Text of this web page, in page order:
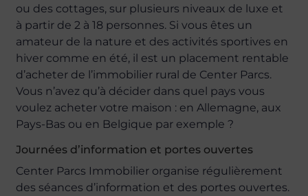
ou des cottages, sur plusieurs niveaux de luxe et
à partir de 2 à 18 personnes. Si vous êtes un
amateur de la nature et des activités sportives en
hiver comme en été, il est un placement rentable
d’acheter de l’immobilier rural de Center Parcs.
Vous n’avez qu’à décider dans quel pays vous
voulez acheter votre maison : en Allemagne, aux
Pays-Bas ou en Belgique par exemple ?
Journées d’information et portes ouvertes
Center Parcs Immobilier organise régulièrement
des séances d’information et des portes ouvertes.